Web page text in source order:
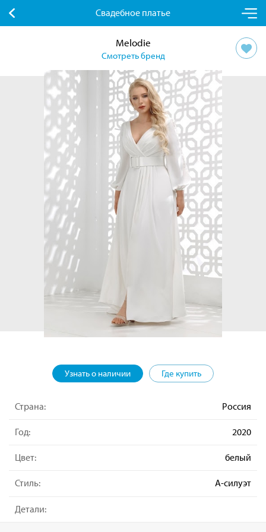
Свадебное платье
Melodie
Смотреть бренд
Узнать о наличии Где купить
Страна: Россия
Год: 2020
Цвет: белый
Стиль: А-силуэт
Детали: